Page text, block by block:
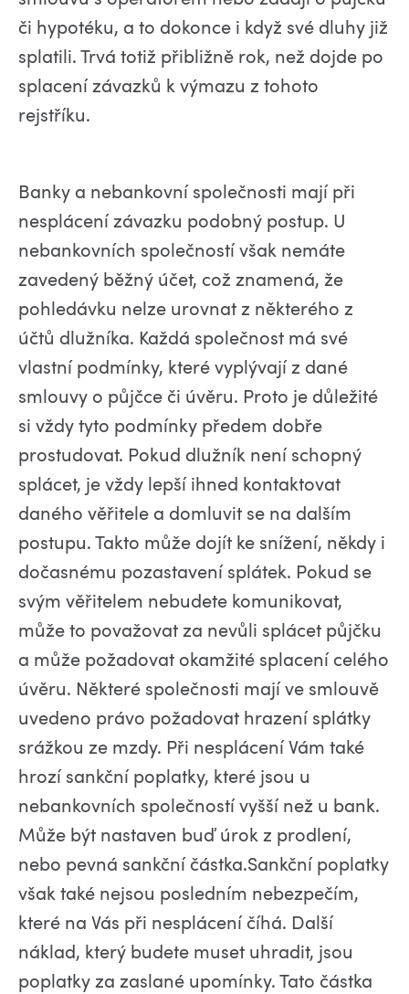
či hypotéku, a to dokonce i když své dluhy již
splatili. Trvá totiž přibližně rok, než dojde po
splacení závazků k výmazu z tohoto
rejstříku.
Banky a nebankovní společnosti mají při
nesplácení závazku podobný postup. U
nebankovních společností však nemáte
zavedený běžný účet, což znamená, že
pohledávku nelze urovnat z některého z
účtů dlužníka. Každá společnost má své
vlastní podmínky, které vyplývají z dané
smlouvy o půjčce či úvěru. Proto je důležité
si vždy tyto podmínky předem dobře
prostudovat. Pokud dlužník není schopný
splácet, je vždy lepší ihned kontaktovat
daného věřitele a domluvit se na dalším
postupu. Takto může dojít ke snížení, někdy i
dočasnému pozastavení splátek. Pokud se
svým věřitelem nebudete komunikovat,
může to považovat za nevůli splácet půjčku
a může požadovat okamžité splacení celého
úvěru. Některé společnosti mají ve smlouvě
uvedeno právo požadovat hrazení splátky
srážkou ze mzdy. Při nesplácení Vám také
hrozí sankční poplatky, které jsou u
nebankovních společností vyšší než u bank.
Může být nastaven buď úrok z prodlení,
nebo pevná sankční částka.Sankční poplatky
však také nejsou posledním nebezpečím,
které na Vás při nesplácení číhá. Další
náklad, který budete muset uhradit, jsou
poplatky za zaslané upomínky. Tato částka